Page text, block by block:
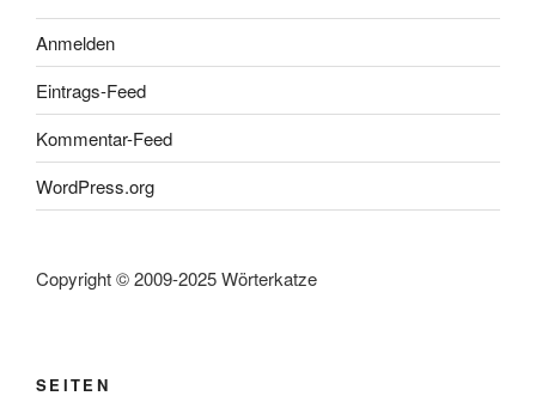
Anmelden
Eintrags-Feed
Kommentar-Feed
WordPress.org
Copyright © 2009-2025 Wörterkatze
SEITEN